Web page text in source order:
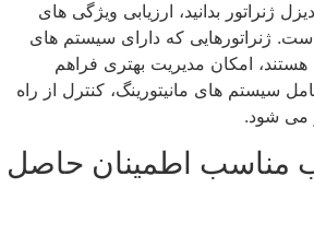
ژنراتور بدانید، ارزیابی ویژگی ‌های
ژنراتورهایی که دارای سیستم‌ های
امکان مدیریت بهتری فراهم
سیستم ‌های مانیتورینگ، کنترل از راه
می ‌شود.
مناسب اطمینان حاصل